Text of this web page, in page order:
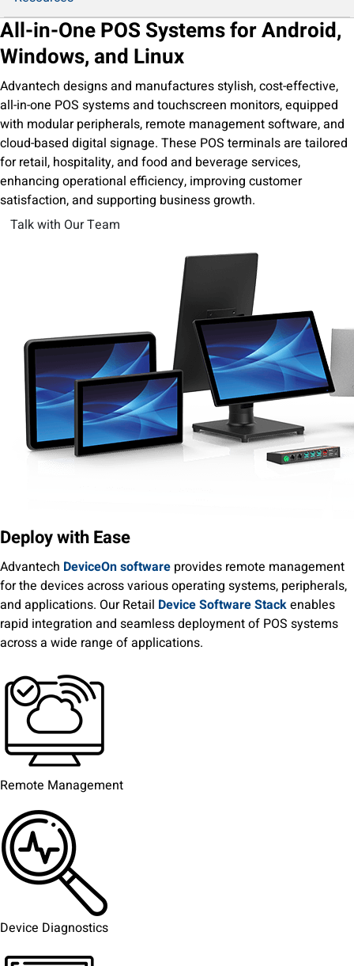
All-in-One POS Systems for Android,
Windows, and Linux
Advantech designs and manufactures stylish, cost-effective,
all-in-one POS systems and touchscreen monitors, equipped
with modular peripherals, remote management software, and
cloud-based digital signage. These POS terminals are tailored
for retail, hospitality, and food and beverage services,
enhancing operational efficiency, improving customer
satisfaction, and supporting business growth.
Talk with Our Team
Deploy with Ease
Advantech DeviceOn software provides remote management
for the devices across various operating systems, peripherals,
and applications. Our Retail Device Software Stackenables
rapid integration and seamless deployment of POS systems
across a wide range of applications.
Remote Management
Device Diagnostics